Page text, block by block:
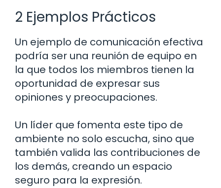
2 Ejemplos Prácticos
Un ejemplo de comunicación efectiva
podría ser una reunión de equipo en
la que todos los miembros tienen la
oportunidad de expresar sus
opiniones y preocupaciones.
Un líder que fomenta este tipo de
ambiente no solo escucha, sino que
también valida las contribuciones de
los demás, creando un espacio
seguro para la expresión.